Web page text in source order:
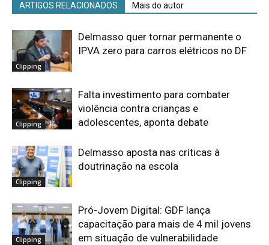
ARTIGOS RELACIONADOS Mais do autor
Clipping
Delmasso quer tornar permanente o
IPVA zero para carros elétricos no DF
Clipping
Falta investimento para combater
violência contra crianças e
adolescentes, aponta debate
Clipping
Delmasso aposta nas críticas à
doutrinação na escola
Clipping
Pró-Jovem Digital: GDF lança
capacitação para mais de 4 mil jovens
em situação de vulnerabilidade